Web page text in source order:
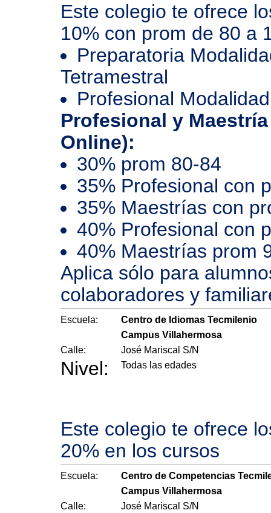
Este colegio te ofrece
10% con prom de 80 a
Preparatoria
Tetramestral
Profesional
Profesional y
Online):
30% prom 80-84
35% Profesional con
35% Maestrías con
40% Profesional con
40% Maestrías prom
Aplica sólo para
colaboradores y
Escuela:
Centro de Idiomas Tecmilenio
Campus Villahermosa
Calle:
José Mariscal S/N
Nivel: Todas las edades
Este colegio te ofrece
20% en los cursos
Escuela:
Centro de Competencias
Campus Villahermosa
Calle:
José Mariscal S/N